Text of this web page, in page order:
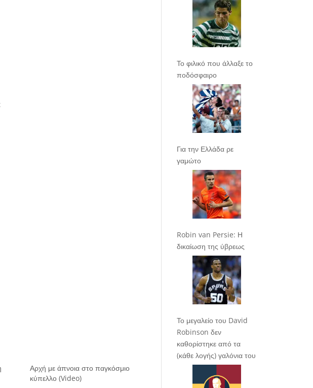
Αρχή με άπνοια στο παγκόσμιο
κύπελλο (Video)
Το φιλικό που άλλαξε το
ποδόσφαιρο
Για την Ελλάδα ρε
γαμώτο
Robin van Persie: Η
δικαίωση της ύβρεως
Το μεγαλείο του David
Robinson δεν
καθορίστηκε από τα
(κάθε λογής) γαλόνια του